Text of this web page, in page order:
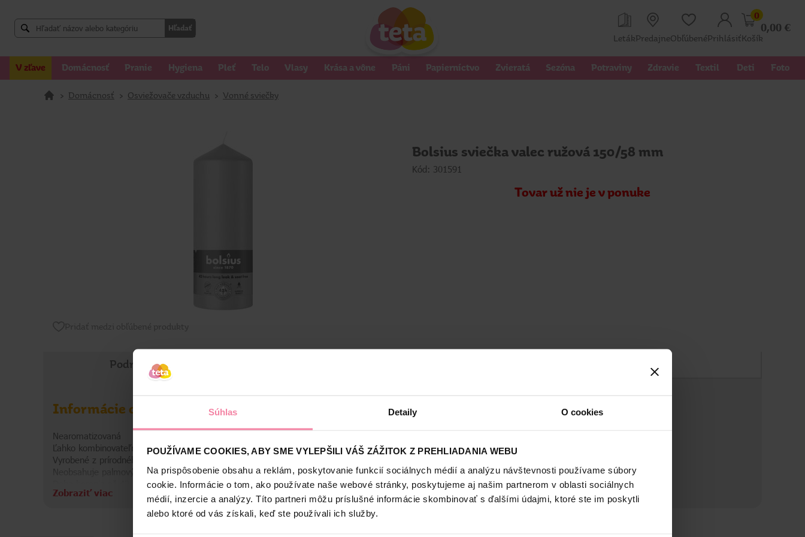
Súhlas Detaily O cookies
POUŽÍVAME COOKIES, ABY SME VYLEPŠILI VÁŠ ZÁŽITOK Z PREHLIADANIA WEBU
Na prispôsobenie obsahu a reklám, poskytovanie funkcií sociálnych médií a analýzu návštevnosti používame súbory
cookie. Informácie o tom, ako používate naše webové stránky, poskytujeme aj našim partnerom v oblasti sociálnych
médií, inzercie a analýzy. Títo partneri môžu príslušné informácie skombinovať s ďalšími údajmi, ktoré ste im poskytli
alebo ktoré od vás získali, keď ste používali ich služby.
Hľadať
LetákPredajneObľúbenéPrihlásiť
0
0,00 €
Košík
V zľave Domácnosť Pranie Hygiena Pleť Telo Vlasy Krása a vône Páni Papierníctvo Zvieratá Sezóna Potraviny Zdravie Textil Deti Foto
> Domácnosť > Osviežovače vzduchu > Vonné sviečky
Bolsius sviečka valec ružová 150/58 mm
Kód: 301591
Tovar už nie je v ponuke
Podrobné informácie
Informácie o výrobku
Nearomatizovaná
Ľahko kombinovateľná s rôznymi dekoráciami
Vyrobené z prírodného vegánskeho vosku pochádzajúceho z Európy
Neobsahuje palmový olej ani živočíšny tuk
Informácie o značke
Zobraziť viac
Zloženie